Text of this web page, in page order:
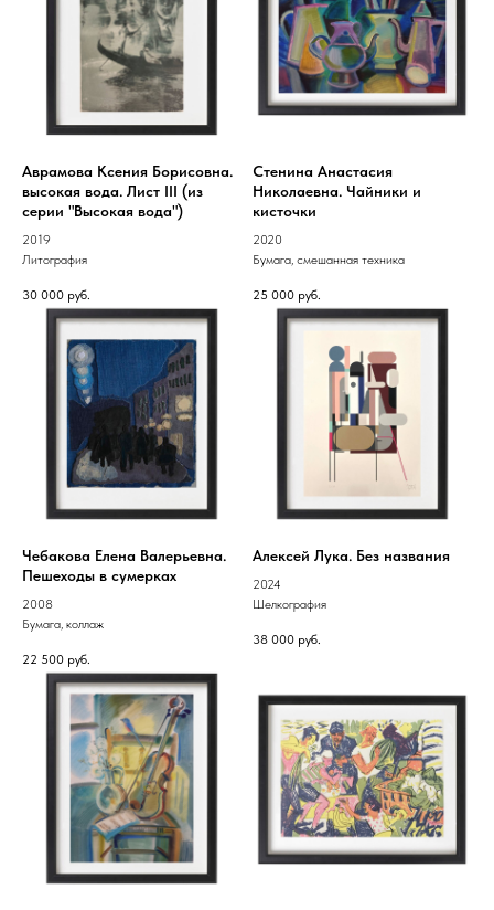
Аврамова Ксения Борисовна.
высокая вода. Лист III (из
серии "Высокая вода")
2019
Литография
30 000 руб.
Стенина Анастасия
Николаевна. Чайники и
кисточки
2020
Бумага, смешанная техника
25 000 руб.
Чебакова Елена Валерьевна.
Пешеходы в сумерках
2008
Бумага, коллаж
22 500 руб.
Алексей Лука. Без названия
2024
Шелкография
38 000 руб.